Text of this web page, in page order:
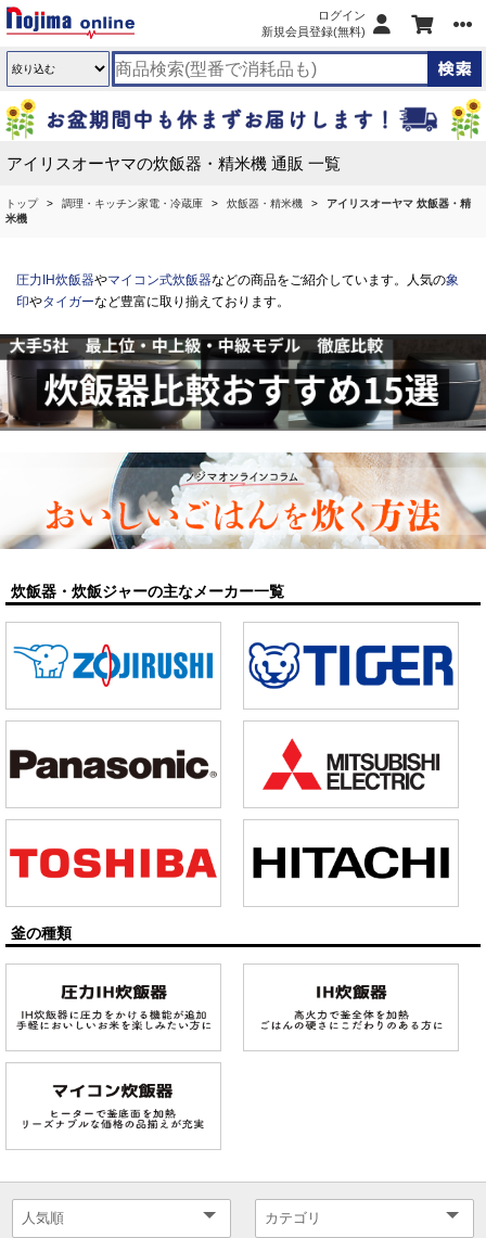
ログイン
新規会員登録(無料)
アイリスオーヤマの炊飯器・精米機 通販 一覧
トップ 調理・キッチン家電・冷蔵庫 炊飯器・精米機
アイリスオーヤマ 炊飯器・精
米機
圧力IH炊飯器やマイコン式炊飯器などの商品をご紹介しています。人気の象
印やタイガーなど豊富に取り揃えております。
炊飯器・炊飯ジャーの主なメーカー一覧
釜の種類